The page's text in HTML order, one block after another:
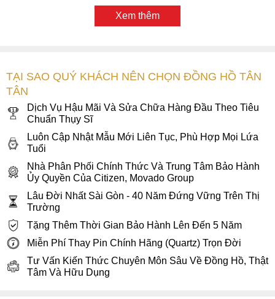
cùng kỹ thuật chế tác Thụy Sĩ danh tiếng. Nếu bạn đang tìm
Xem thêm
TẠI SAO QUÝ KHÁCH NÊN CHỌN ĐỒNG HỒ TÂN
TÂN
Dịch Vụ Hậu Mãi Và Sửa Chữa Hàng Đầu Theo Tiêu
Chuẩn Thụy Sĩ
Luôn Cập Nhật Mẫu Mới Liên Tục, Phù Hợp Mọi Lứa
Tuổi
Nhà Phân Phối Chính Thức Và Trung Tâm Bảo Hành
Ủy Quyền Của Citizen, Movado Group
Lâu Đời Nhất Sài Gòn - 40 Năm Đứng Vững Trên Thị
Trường
Tặng Thêm Thời Gian Bảo Hành Lên Đến 5 Năm
Miễn Phí Thay Pin Chính Hãng (Quartz) Trọn Đời
Tư Vấn Kiến Thức Chuyên Môn Sâu Về Đồng Hồ, Thật
Tâm Và Hữu Dụng